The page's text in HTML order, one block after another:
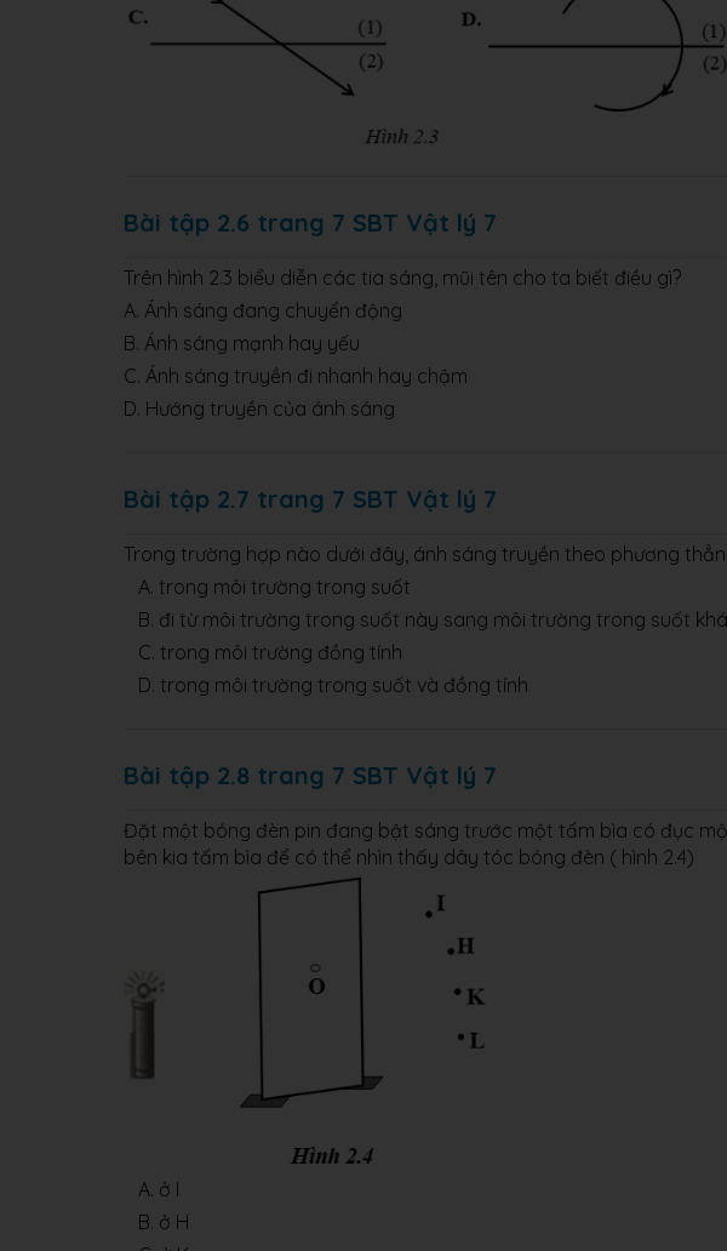
Bài tập 2.6 trang 7 SBT Vật lý 7
Trên hình 2.3 biểu diễn các tia sáng, mũi tên cho ta biết điều gì?
A. Ánh sáng đang chuyển động
B. Ánh sáng mạnh hay yếu
C. Ánh sáng truyền đi nhanh hay chậm
D. Hướng truyền của ánh sáng
Bài tập 2.7 trang 7 SBT Vật lý 7
Trong trường hợp nào dưới đây, ánh sáng truyền theo phương
A. trong môi trường trong suốt
B. đi từ môi trường trong suốt này sang môi trường trong suốt
C. trong môi trường đồng tính
D. trong môi trường trong suốt và đồng tính
Bài tập 2.8 trang 7 SBT Vật lý 7
Đặt một bóng đèn pin đang bật sáng trước một tấm bìa có đục
bên kia tấm bìa để có thể nhìn thấy dây tóc bóng đèn ( hình 2.4)
A. ở I
B. ở H